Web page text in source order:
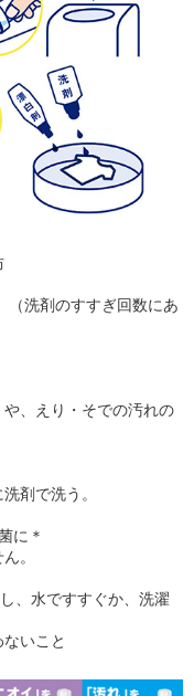
（洗剤のすすぎ回数にあ
、えり・そでの汚れの
剤で洗う。
に＊
。
、水ですすぐか、洗濯
いこと